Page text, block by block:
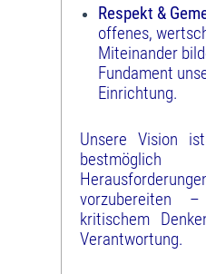
Respekt &
offenes,
Miteinander
Fundament
Einrichtung.
Unsere Vision
vorzubereiten
kritischem
Verantwortung.